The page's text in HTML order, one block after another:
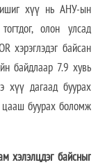
хүү нь АНУ-ын
олон улсад
хэрэглэдэг байсан
байдлаар 7.9 хувь
хүү дагаад буурах
цааш буурах боломж
хэлэлцдэг байсныг